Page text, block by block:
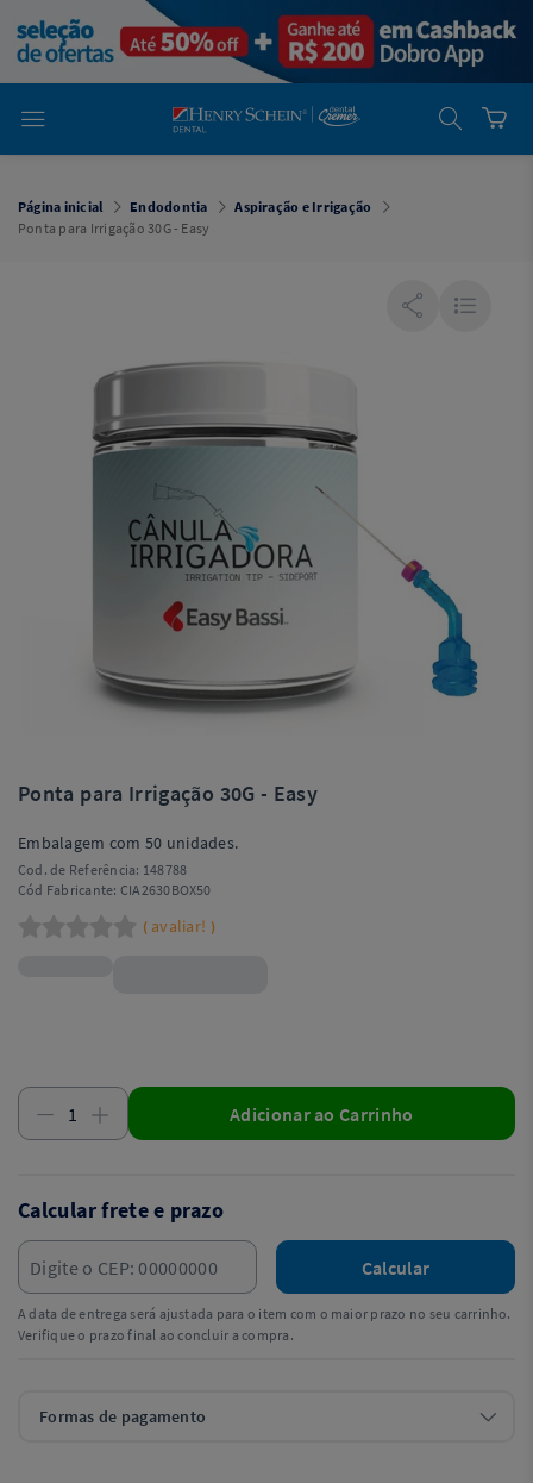
Dental
Cremer -
Henry Schein
Laboratório
Laboratório
Cremer -
Henry Schein
Você está
Cremer
Simples
Odontológico
Página inicial Endodontia
Aspiração e Irrigação
Ponta para Irrigação 30G - Easy
Ponta para Irrigação 30G - Easy
Embalagem com 50 unidades.
Cod. de Referência: 148788
Cód Fabricante: CIA2630BOX50
( avaliar! )
Adicionar ao Carrinho
Calcular frete e prazo
Calcular
A data de entrega será ajustada para o item com o maior prazo no seu carrinho.
Verifique o prazo final ao concluir a compra.
Formas de pagamento